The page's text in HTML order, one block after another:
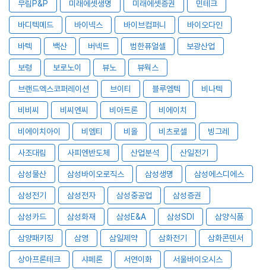
무림P&P 미래에셋생명 미래에셋증권 민테크
바디텍메드 바이넥스 바이브컴퍼니 바이오다인
바텍 백산 버넥트 범한퓨얼셀 보광산업
보령 보로노이 뷰노 뷰웍스
브랜드엑스코퍼레이션 브이티 블루엠텍 비나텍
비비씨 비씨엔씨 비아트론 비에이치
비에이치아이 비엠티 비올 비츠로셀 빙그레
사조대림 사피엔반도체 산업분석 산일전기
삼성물산 삼성바이오로직스 삼성생명 삼성에스디에스
삼성전기 삼성전자 삼성중공업 삼성증권
삼성카드 삼성화재 삼성E&A 삼성SDI 삼양식품
삼양패키징 삼영 삼일제약 삼화전기 삼화콘덴서
상아프론테크 샤페론 서연이화 서울바이오시스